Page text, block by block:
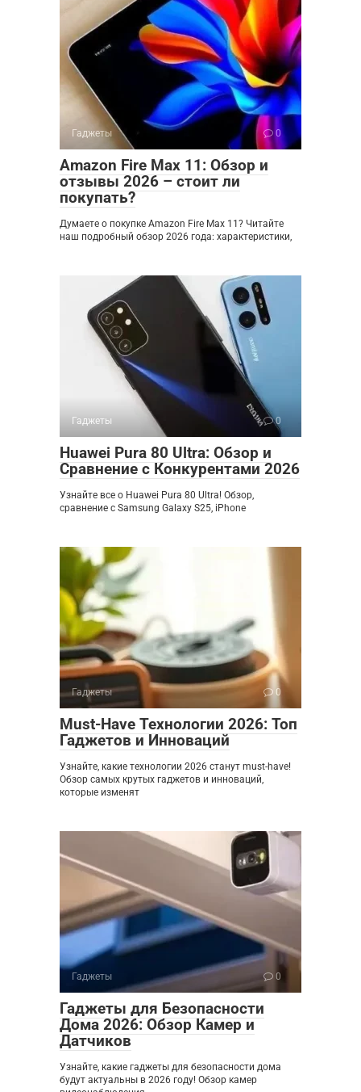
Гаджеты 0
Amazon Fire Max 11: Обзор и
отзывы 2026 – стоит ли
покупать?
Думаете о покупке Amazon Fire Max 11? Читайте
наш подробный обзор 2026 года: характеристики,
Гаджеты 0
Huawei Pura 80 Ultra: Обзор и
Сравнение с Конкурентами 2026
Узнайте все о Huawei Pura 80 Ultra! Обзор,
сравнение с Samsung Galaxy S25, iPhone
Гаджеты 0
Must-Have Технологии 2026: Топ
Гаджетов и Инноваций
Узнайте, какие технологии 2026 станут must-have!
Обзор самых крутых гаджетов и инноваций,
которые изменят
Гаджеты 0
Гаджеты для Безопасности
Дома 2026: Обзор Камер и
Датчиков
Узнайте, какие гаджеты для безопасности дома
будут актуальны в 2026 году! Обзор камер